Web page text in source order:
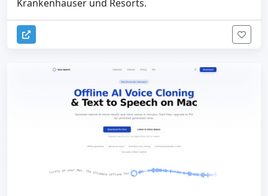
Krankenhäuser und Resorts.